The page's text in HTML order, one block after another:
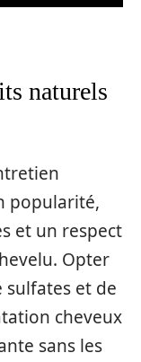
naturels
popularité,
et un respect
Opter
et de
cheveux
sans les